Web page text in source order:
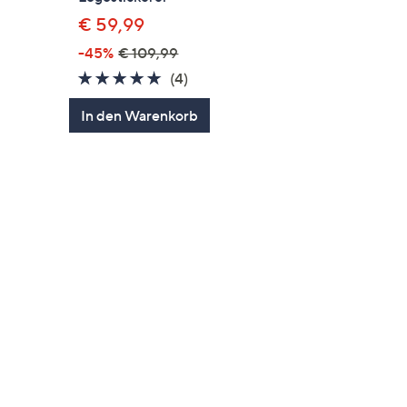
€ 59,99
-45% € 109,99
5.0
von
5
(4)
Bewertungen
In den Warenkorb